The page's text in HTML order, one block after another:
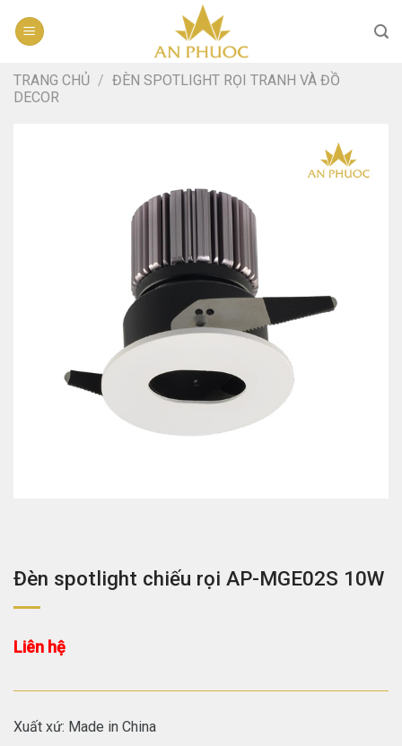
TRANG CHỦ / ĐÈN SPOTLIGHT RỌI TRANH VÀ ĐỒ
DECOR
Đèn spotlight chiếu rọi AP-MGE02S 10W
Liên hệ
Xuất xứ: Made in China